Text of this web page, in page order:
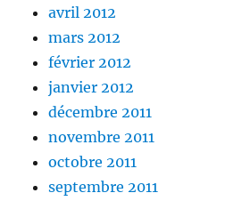
avril 2012
mars 2012
février 2012
janvier 2012
décembre 2011
novembre 2011
octobre 2011
septembre 2011